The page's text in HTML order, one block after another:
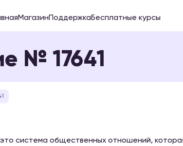
МагазинПоддержкаБесплатные курсы
№ 17641
система общественных отношений,